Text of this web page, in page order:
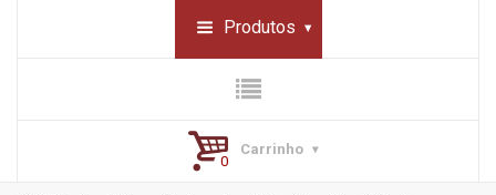
Produtos
Carrinho